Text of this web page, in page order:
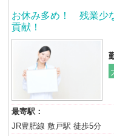
お休み多め！ 残業少
貢献！
最寄駅：
JR豊肥線 敷戸駅 徒歩5分